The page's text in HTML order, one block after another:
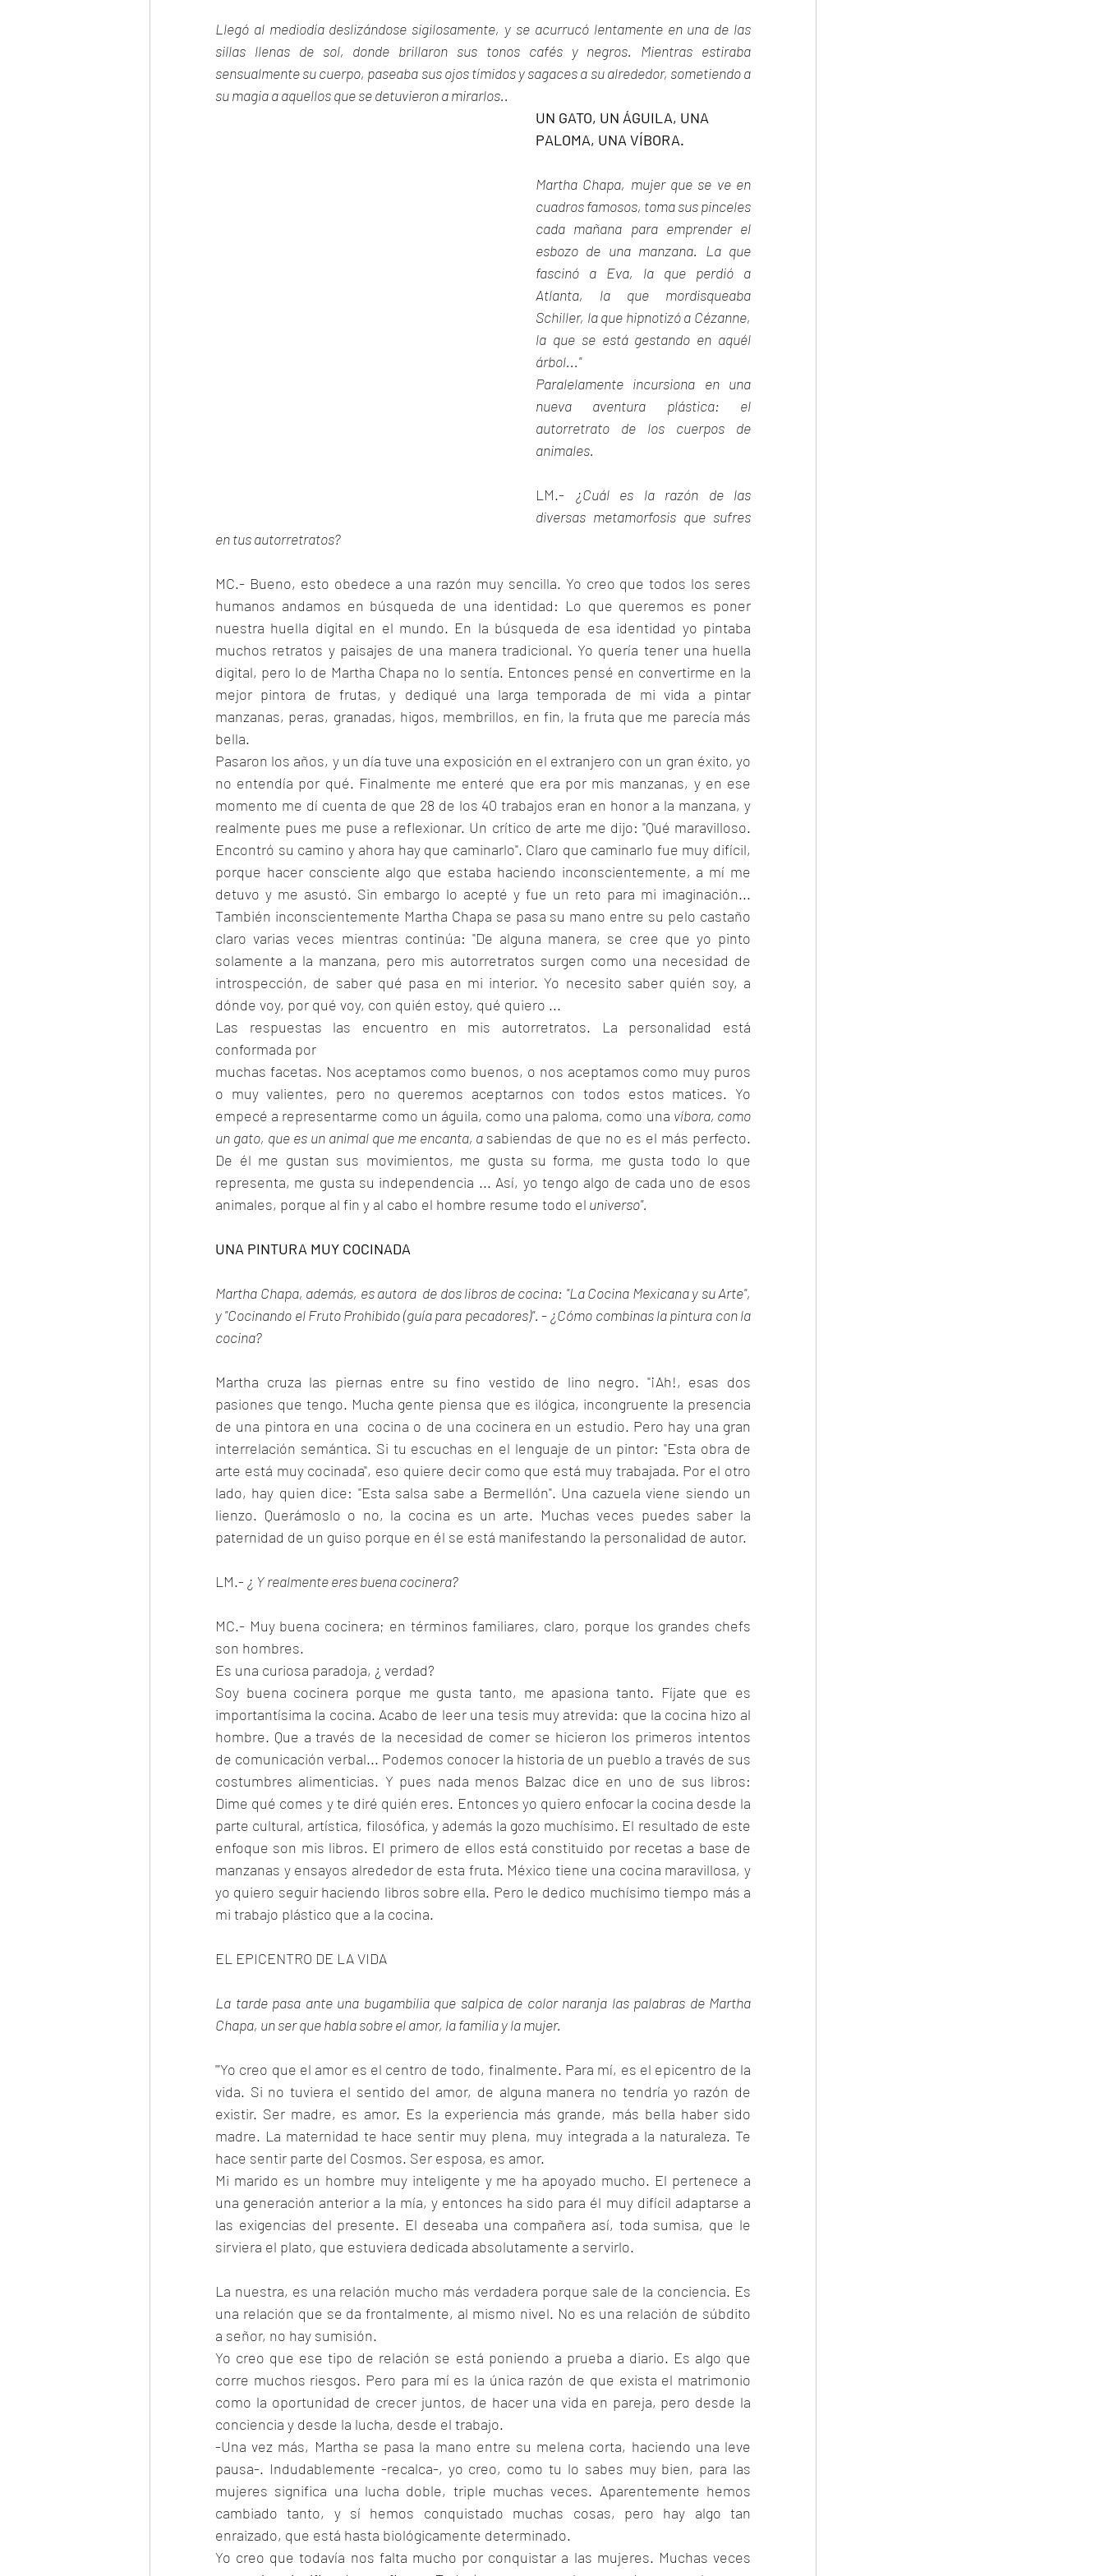
Llegó al mediodía deslizándose sigilosamente, y se acurrucó lentamente en una de las
sillas llenas de sol, donde brillaron sus tonos cafés y negros. Mientras estiraba
sensualmente su cuerpo, paseaba sus ojos tímidos y sagaces a su alrededor, sometiendo a
su magia a aquellos que se detuvieron a mirarlos..
UN GATO, UN ÁGUILA, UNA
PALOMA, UNA VÍBORA.
Martha Chapa, mujer que se ve en
cuadros famosos, toma sus pinceles
cada mañana para emprender el
esbozo de una manzana. La que
fascinó a Eva,
la que perdió a
Atlanta, la que mordisqueaba
Schiller, la que hipnotizó a Cézanne,
la que se está gestando en aquél
árbol..."
Paralelamente incursiona en una
nueva aventura plástica: el
autorretrato de los cuerpos de
animales.
LM.- ¿Cuál es la razón de las
diversas metamorfosis que sufres
en tus autorretratos?
MC.- Bueno, esto obedece a una razón muy sencilla. Yo creo que todos los seres
humanos andamos en búsqueda de una identidad: Lo que queremos es poner
nuestra huella digital en el mundo. En la búsqueda de esa identidad yo pintaba
muchos retratos y paisajes de una manera tradicional. Yo quería tener una huella
digital, pero lo de Martha Chapa no lo sentía. Entonces pensé en convertirme en la
mejor pintora de frutas, y dediqué una larga temporada de mi vida a pintar
manzanas, peras, granadas, higos, membrillos, en fin, la fruta que me parecía más
bella.
Pasaron los años, y un día tuve una exposición en el extranjero con un gran éxito, yo
no entendía por qué. Finalmente me enteré que era por mis manzanas, y en ese
momento me dí cuenta de que 28 de los 40 trabajos eran en honor a la manzana, y
realmente pues me puse a reflexionar. Un crítico de arte me dijo: "Qué maravilloso.
Encontró su camino y ahora hay que caminarlo". Claro que caminarlo fue muy difícil,
porque hacer consciente algo que estaba haciendo inconscientemente, a mí me
detuvo y me asustó. Sin embargo lo acepté y fue un reto para mi imaginación...
También inconscientemente Martha Chapa se pasa su mano entre su pelo castaño
claro varias veces mientras continúa: "De alguna manera, se cree que yo pinto
solamente a la manzana, pero mis autorretratos surgen como una necesidad de
introspección, de saber qué pasa en mi interior. Yo necesito saber quién soy, a
dónde voy, por qué voy, con quién estoy, qué quiero ...
Las respuestas las encuentro en mis autorretratos. La personalidad está
conformada por
muchas facetas. Nos aceptamos como buenos, o nos aceptamos como muy puros
o muy valientes, pero no queremos aceptarnos con todos estos matices. Yo
empecé a representarme como un águila, como una paloma, como una víbora, como
un gato, que es un animal que me encanta, a sabiendas de que no es el más perfecto.
De él me gustan sus movimientos, me gusta su forma, me gusta todo lo que
representa, me gusta su independencia ... Así, yo tengo algo de cada uno de esos
animales, porque al fin y al cabo el hombre resume todo el universo".
UNA PINTURA MUY COCINADA
Martha Chapa, además, es autora  de dos libros de cocina: "La Cocina Mexicana y su Arte",
y "Cocinando el Fruto Prohibido (guía para pecadores)". - ¿Cómo combinas la pintura con la
cocina?
Martha cruza las piernas entre su fino vestido de lino negro. "¡Ah!, esas dos
pasiones que tengo. Mucha gente piensa que es ilógica, incongruente la presencia
de una pintora en una  cocina o de una cocinera en un estudio. Pero hay una gran
interrelación semántica. Si tu escuchas en el lenguaje de un pintor: "Esta obra de
arte está muy cocinada", eso quiere decir como que está muy trabajada. Por el otro
lado, hay quien dice: "Esta salsa sabe a Bermellón". Una cazuela viene siendo un
lienzo. Querámoslo o no, la cocina es un arte. Muchas veces puedes saber la
paternidad de un guiso porque en él se está manifestando la personalidad de autor.
LM.- ¿ Y realmente eres buena cocinera?
MC.- Muy buena cocinera; en términos familiares, claro, porque los grandes chefs
son hombres.
Es una curiosa paradoja, ¿ verdad?
Soy buena cocinera porque me gusta tanto, me apasiona tanto. Fíjate que es
importantísima la cocina. Acabo de leer una tesis muy atrevida: que la cocina hizo al
hombre. Que a través de la necesidad de comer se hicieron los primeros intentos
de comunicación verbal... Podemos conocer la historia de un pueblo a través de sus
costumbres alimenticias. Y pues nada menos Balzac dice en uno de sus libros:
Dime qué comes y te diré quién eres. Entonces yo quiero enfocar la cocina desde la
parte cultural, artística, filosófica, y además la gozo muchísimo. El resultado de este
enfoque son mis libros. El primero de ellos está constituido por recetas a base de
manzanas y ensayos alrededor de esta fruta. México tiene una cocina maravillosa, y
yo quiero seguir haciendo libros sobre ella. Pero le dedico muchísimo tiempo más a
mi trabajo plástico que a la cocina.
EL EPICENTRO DE LA VIDA
La tarde pasa ante una bugambilia que salpica de color naranja las palabras de Martha
Chapa, un ser que habla sobre el amor, la familia y la mujer.
'"Yo creo que el amor es el centro de todo, finalmente. Para mí, es el epicentro de la
vida. Si no tuviera el sentido del amor, de alguna manera no tendría yo razón de
existir. Ser madre, es amor. Es la experiencia más grande, más bella haber sido
madre. La maternidad te hace sentir muy plena, muy integrada a la naturaleza. Te
hace sentir parte del Cosmos. Ser esposa, es amor.
Mi marido es un hombre muy inteligente y me ha apoyado mucho. El pertenece a
una generación anterior a la mía, y entonces ha sido para él muy difícil adaptarse a
las exigencias del presente. El deseaba una compañera así, toda sumisa, que le
sirviera el plato, que estuviera dedicada absolutamente a servirlo.
La nuestra, es una relación mucho más verdadera porque sale de la conciencia. Es
una relación que se da frontalmente, al mismo nivel. No es una relación de súbdito
a señor, no hay sumisión.
Yo creo que ese tipo de relación se está poniendo a prueba a diario. Es algo que
corre muchos riesgos. Pero para mí es la única razón de que exista el matrimonio
como la oportunidad de crecer juntos, de hacer una vida en pareja, pero desde la
conciencia y desde la lucha, desde el trabajo.
-Una vez más, Martha se pasa la mano entre su melena corta, haciendo una leve
pausa-. Indudablemente -recalca-, yo creo, como tu lo sabes muy bien, para las
mujeres significa una lucha doble, triple muchas veces. Aparentemente hemos
cambiado tanto, y sí hemos conquistado muchas cosas, pero hay algo tan
enraizado, que está hasta biológicamente determinado.
Yo creo que todavía nos falta mucho por conquistar a las mujeres. Muchas veces